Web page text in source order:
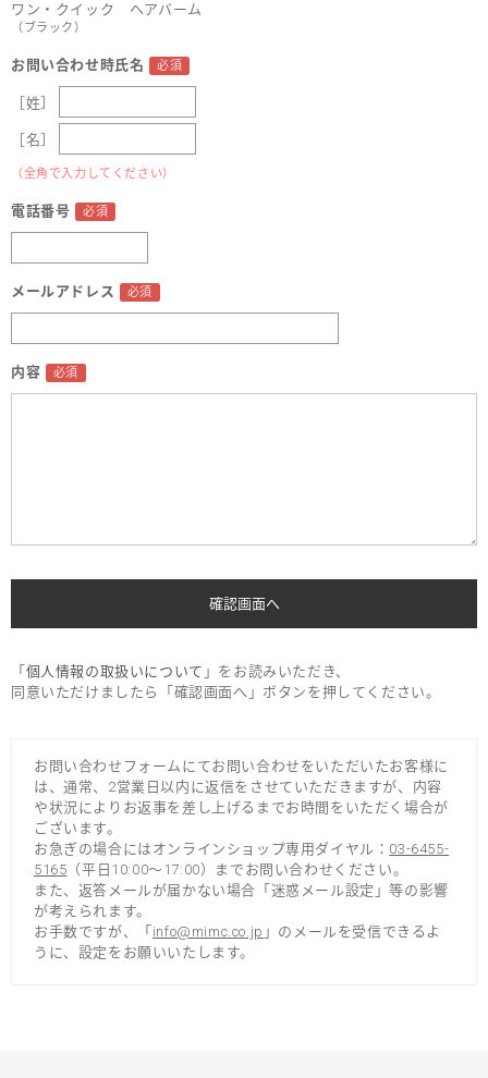
ワン・クイック ヘアバーム
（ブラック）
お問い合わせ時氏名
［姓］
［名］
（全角で入力してください）
電話番号
メールアドレス
内容
「 個人情報の取扱いについて 」をお読みいただき、
同意いただけましたら「確認画面へ」ボタンを押してください。
お問い合わせフォームにてお問い合わせをいただいたお客様に
は、通常、2営業日以内に返信をさせていただきますが、内容
や状況によりお返事を差し上げるまでお時間をいただく場合が
ございます。
お急ぎの場合にはオンラインショップ専用ダイヤル： 03-6455-
5165 （平日10:00～17:00）までお問い合わせください。
また、返答メールが届かない場合「迷惑メール設定」等の影響
が考えられます。
お手数ですが、「 info@mimc.co.jp 」のメールを受信できるよ
うに、設定をお願いいたします。